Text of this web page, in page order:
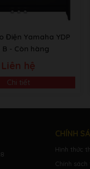
Điện Yamaha YDP
B - Còn hàng
Liên hệ
Chi tiết
CHÍNH
Hình thức
Chính